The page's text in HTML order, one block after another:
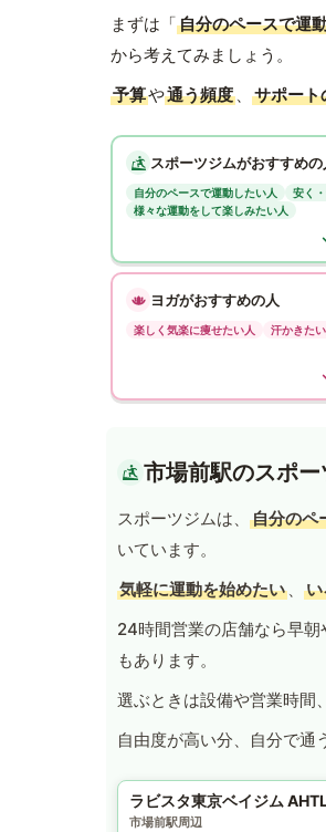
まずは「自分のペースで運
から考えてみましょう。
予算や通う頻度 、 サポート
スポーツジムがおすすめの
自分のペースで運動したい人
安く
様々な運動をして楽しみたい人
ヨガがおすすめの人
楽しく気楽に痩せたい人 汗かきた
市場前駅のスポ
スポーツジムは、 自分のペ
いています。
気軽に運動を始めたい 、
24時間営業の店舗なら早
もあります。
選ぶときは設備や営業時間
自由度が高い分、自分で通
ラビスタ東京ベイジム
市場前駅周辺